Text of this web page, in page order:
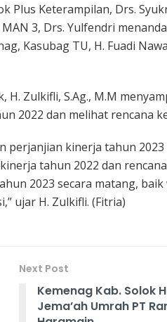
Plus Keterampilan, Drs.
3, Drs. Yulfendri
Kasubag TU, H. Fuadi
H. Zulkifli, S.Ag., M.M
2022 dan melihat rencana
perjanjian kinerja tahun
tahun 2022 dan
2023 secara matang, baik
ujar H. Zulkifli. (Fitria)
Next Post
Kemenag Kab. Solok
Jema’ah Umrah PT